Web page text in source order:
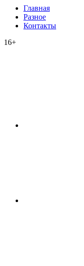
Главная
Разное
Контакты
16+